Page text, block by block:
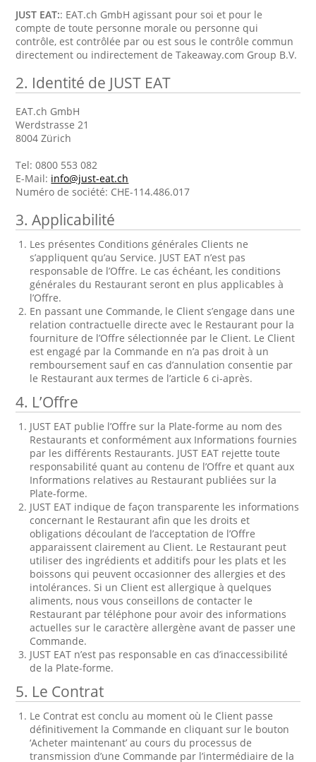
JUST EAT:: EAT.ch GmbH agissant pour soi et pour le
compte de toute personne morale ou personne qui
contrôle, est contrôlée par ou est sous le contrôle commun
directement ou indirectement de Takeaway.com Group B.V.
2. Identité de JUST EAT
EAT.ch GmbH
Werdstrasse 21
8004 Zürich
Tel: 0800 553 082
E-Mail: info@just-eat.ch
Numéro de société: CHE-114.486.017
3.Applicabilité
Les présentes Conditions générales Clients ne
s’appliquent qu’au Service. JUST EAT n’est pas
responsable de l’Offre. Le cas échéant, les conditions
générales du Restaurant seront en plus applicables à
l’Offre.
En passant une Commande, le Client s’engage dans une
relation contractuelle directe avec le Restaurant pour la
fourniture de l’Offre sélectionnée par le Client. Le Client
est engagé par la Commande en n’a pas droit à un
remboursement sauf en cas d’annulation consentie par
le Restaurant aux termes de l’article 6 ci-après.
4. L’Offre
JUST EAT publie l’Offre sur la Plate-forme au nom des
Restaurants et conformément aux Informations fournies
par les différents Restaurants. JUST EAT rejette toute
responsabilité quant au contenu de l’Offre et quant aux
Informations relatives au Restaurant publiées sur la
Plate-forme.
JUST EAT indique de façon transparente les informations
concernant le Restaurant afin que les droits et
obligations découlant de l’acceptation de l’Offre
apparaissent clairement au Client. Le Restaurant peut
utiliser des ingrédients et additifs pour les plats et les
boissons qui peuvent occasionner des allergies et des
intolérances. Si un Client est allergique à quelques
aliments, nous vous conseillons de contacter le
Restaurant par téléphone pour avoir des informations
actuelles sur le caractère allergène avant de passer une
Commande.
JUST EAT n’est pas responsable en cas d’inaccessibilité
de la Plate-forme.
5. Le Contrat
Le Contrat est conclu au moment où le Client passe
définitivement la Commande en cliquant sur le bouton
‘Acheter maintenant’ au cours du processus de
transmission d’une Commande par l’intermédiaire de la